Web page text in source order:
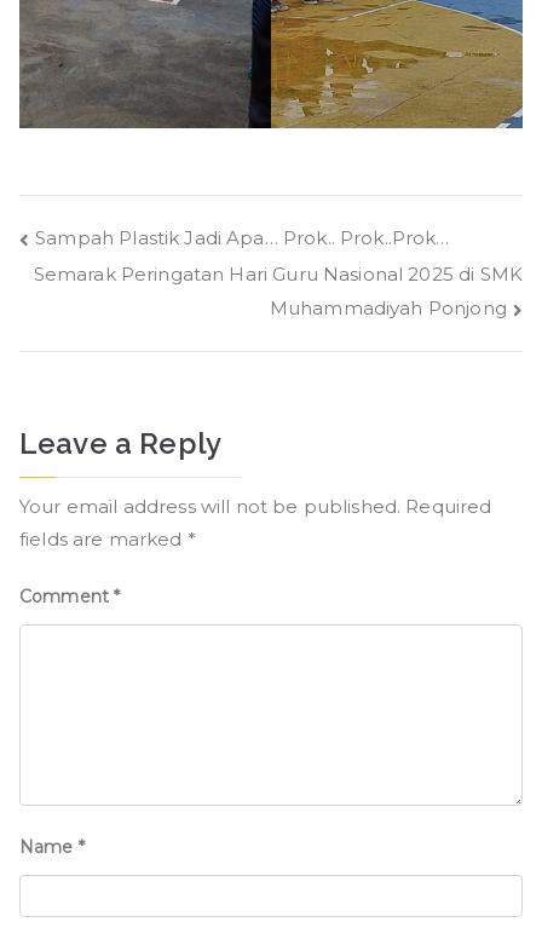
Post
navigation
Sampah Plastik Jadi Apa… Prok.. Prok..Prok…
Semarak Peringatan Hari Guru Nasional 2025 di SMK
Muhammadiyah Ponjong
Leave a Reply
Your email address will not be published. Required
fields are marked *
Comment*
Name *